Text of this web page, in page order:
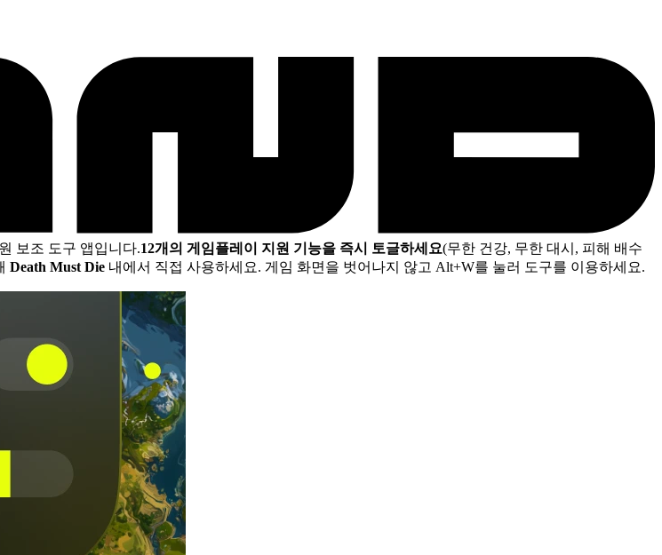
보조 도구 앱입니다.12개의 게임플레이 지원 기능을 즉시 토글하세요(무한 건강, 무한 대시, 피해 배수
Death Must Die 내에서 직접 사용하세요. 게임 화면을 벗어나지 않고 Alt+W를 눌러 도구를 이용하세요.